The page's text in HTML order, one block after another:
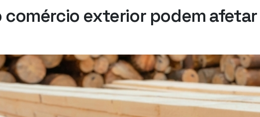
comércio exterior podem